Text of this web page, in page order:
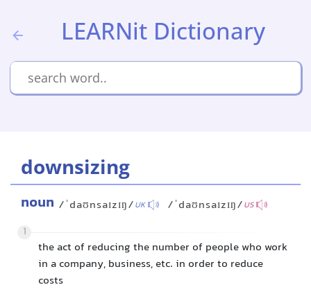
LEARNit Dictionary
downsizing
noun /ˈdaʊnsaɪzɪŋ/UK /ˈdaʊnsaɪzɪŋ/US
1
the act of reducing the number of people who work
in a company, business, etc. in order to reduce
costs